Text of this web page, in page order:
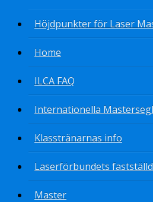
Höjdpunkter för Laser
Home
ILCA FAQ
Internationella
Klasstränarnas info
Laserförbundets
Master